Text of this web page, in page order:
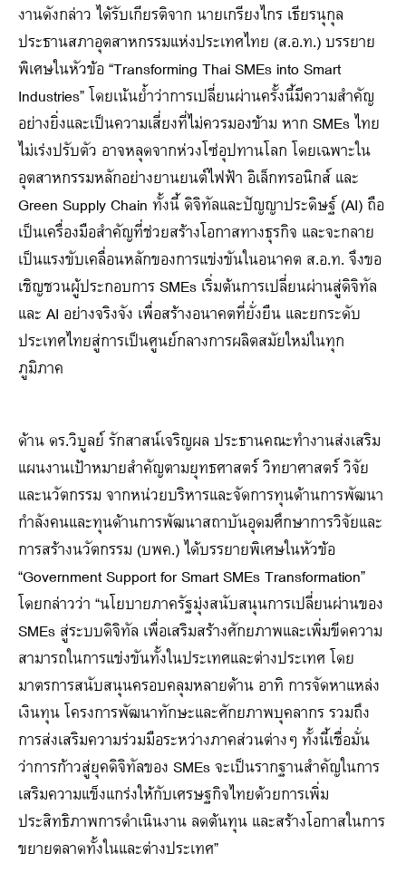
งานดังกล่าว ได้รับเกียรติจาก นายเกรียงไกร เธียรนุกุล
ประธานสภาอุตสาหกรรมแห่งประเทศไทย (ส.อ.ท.) บรรยาย
พิเศษในหัวข้อ “Transforming Thai SMEs into Smart
Industries” โดยเน้นย้ำว่าการเปลี่ยนผ่านครั้งนี้มีความสำคัญ
อย่างยิ่งและเป็นความเสี่ยงที่ไม่ควรมองข้าม หาก SMEs ไทย
ไม่เร่งปรับตัว อาจหลุดจากห่วงโซ่อุปทานโลก โดยเฉพาะใน
อุตสาหกรรมหลักอย่างยานยนต์ไฟฟ้า อิเล็กทรอนิกส์ และ
Green Supply Chain ทั้งนี้ ดิจิทัลและปัญญาประดิษฐ์ (AI) ถือ
เป็นเครื่องมือสำคัญที่ช่วยสร้างโอกาสทางธุรกิจ และจะกลาย
เป็นแรงขับเคลื่อนหลักของการแข่งขันในอนาคต ส.อ.ท. จึงขอ
เชิญชวนผู้ประกอบการ SMEs เริ่มต้นการเปลี่ยนผ่านสู่ดิจิทัล
และ AI อย่างจริงจัง เพื่อสร้างอนาคตที่ยั่งยืน และยกระดับ
ประเทศไทยสู่การเป็นศูนย์กลางการผลิตสมัยใหม่ในทุก
ภูมิภาค
ด้าน ดร.วิบูลย์ รักสาสน์เจริญผล ประธานคณะทำงานส่งเสริม
แผนงานเป้าหมายสำคัญตามยุทธศาสตร์ วิทยาศาสตร์ วิจัย
และนวัตกรรม จากหน่วยบริหารและจัดการทุนด้านการพัฒนา
กำลังคนและทุนด้านการพัฒนาสถาบันอุดมศึกษาการวิจัยและ
การสร้างนวัตกรรม (บพค.) ได้บรรยายพิเศษในหัวข้อ
“Government Support for Smart SMEs Transformation”
โดยกล่าวว่า “นโยบายภาครัฐมุ่งสนับสนุนการเปลี่ยนผ่านของ
SMEs สู่ระบบดิจิทัล เพื่อเสริมสร้างศักยภาพและเพิ่มขีดความ
สามารถในการแข่งขันทั้งในประเทศและต่างประเทศ โดย
มาตรการสนับสนุนครอบคลุมหลายด้าน อาทิ การจัดหาแหล่ง
เงินทุน โครงการพัฒนาทักษะและศักยภาพบุคลากร รวมถึง
การส่งเสริมความร่วมมือระหว่างภาคส่วนต่างๆ ทั้งนี้เชื่อมั่น
ว่าการก้าวสู่ยุคดิจิทัลของ SMEs จะเป็นรากฐานสำคัญในการ
เสริมความแข็งแกร่งให้กับเศรษฐกิจไทยด้วยการเพิ่ม
ประสิทธิภาพการดำเนินงาน ลดต้นทุน และสร้างโอกาสในการ
ขยายตลาดทั้งในและต่างประเทศ”